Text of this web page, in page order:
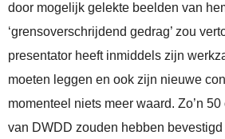
door mogelijk gelekte beelden van
‘grensoverschrijdend gedrag’ zou
presentator heeft inmiddels zijn
moeten leggen en ook zijn nieuwe
momenteel niets meer waard. Zo’n
van DWDD zouden hebben